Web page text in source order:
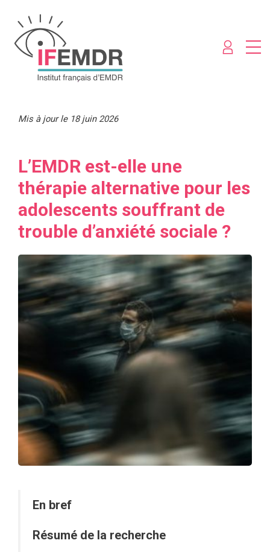
L’EMDR est-elle une
thérapie alternative pour les
adolescents souffrant de
trouble d’anxiété sociale ?
Mis à jour le 18 juin 2026
En bref
Résumé de la recherche